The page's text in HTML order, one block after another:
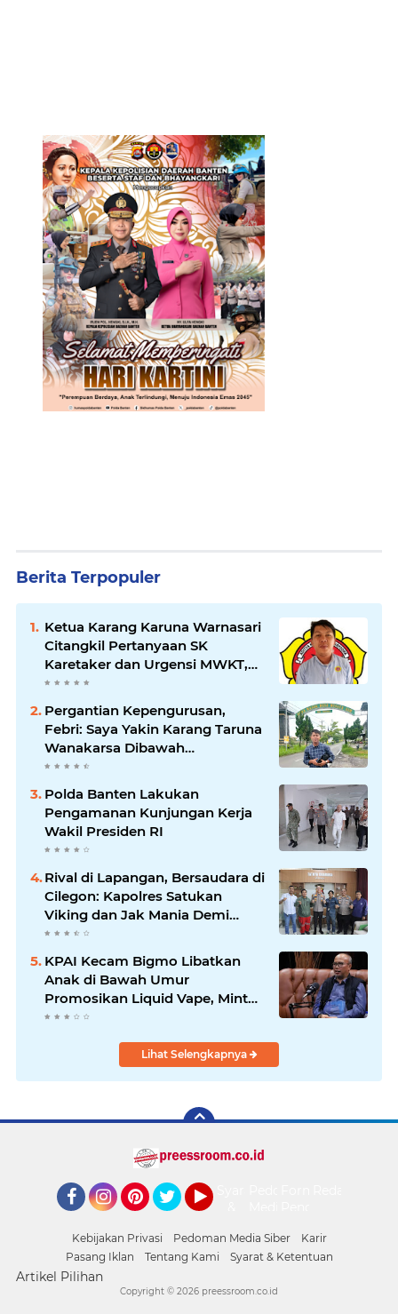
Berita Terpopuler
Ketua Karang Karuna Warnasari
Citangkil Pertanyaan SK
Karetaker dan Urgensi MWKT,
Saat Suasana Berduka
Pergantian Kepengurusan,
Febri: Saya Yakin Karang Taruna
Wanakarsa Dibawah
Kepemimpinan Bung Entus
Polda Banten Lakukan
Pengamanan Kunjungan Kerja
Wakil Presiden RI
Rival di Lapangan, Bersaudara di
Cilegon: Kapolres Satukan
Viking dan Jak Mania Demi
Nobar Damai Piala Presiden
KPAI Kecam Bigmo Libatkan
Anak di Bawah Umur
Promosikan Liquid Vape, Minta
Aparat Bertindak Tegas
Lihat Selengkapnya
Kebijakan Privasi Pedoman Media Siber
Karir
Pasang Iklan
Tentang Kami Syarat & Ketentuan
Artikel Pilihan
Copyright © 2026 preessroom.co.id